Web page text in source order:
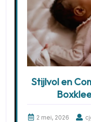
Stijlvol en
2 mei, 2026